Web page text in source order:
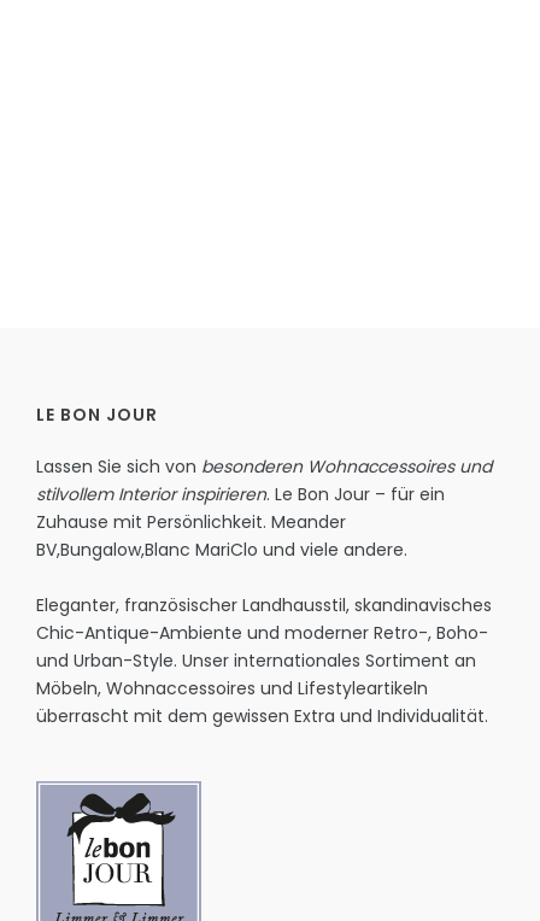
LE BON JOUR
Lassen Sie sich von besonderen Wohnaccessoires und
stilvollem Interior inspirieren. Le Bon Jour – für ein
Zuhause mit Persönlichkeit. Meander
BV,Bungalow,Blanc MariClo und viele andere.
Eleganter, französischer Landhausstil, skandinavisches
Chic-Antique-Ambiente und moderner Retro-, Boho-
und Urban-Style. Unser internationales Sortiment an
Möbeln, Wohnaccessoires und Lifestyleartikeln
überrascht mit dem gewissen Extra und Individualität.